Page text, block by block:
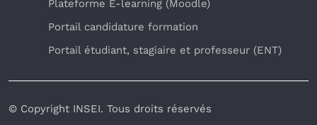
Plateforme E-learning (Moodle)
Portail candidature formation
Portail étudiant, stagiaire et professeur (ENT)
© Copyright INSEI. Tous droits réservés